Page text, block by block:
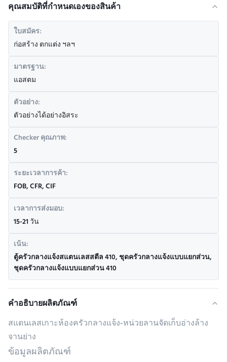
คุณสมบัติที่กําหนดเองของสินค้า
ใบสมัคร:
ก่อสร้าง ตกแต่ง ฯลฯ
มาตรฐาน:
แอสตม
ตัวอย่าง:
ตัวอย่างได้อย่างอิสระ
Checker คุณภาพ:
5
ระยะเวลาการค้า:
FOB, CFR, CIF
เวลาการส่งมอบ:
15-21 วัน
เน้น:
ตู้ครัวกลางแจ้งสแตนเลสสตีล 410,ชุดครัวกลางแจ้งแบบแยกส่วน,
ชุดครัวกลางแจ้งแบบแยกส่วน 410
คำอธิบายผลิตภัณฑ์
สแตนเลสเกาะห้องครัวกลางแจ้ง-หน่วยลานจัดเก็บอ่างล้าง
จานย่าง
ข้อมูลผลิตภัณฑ์